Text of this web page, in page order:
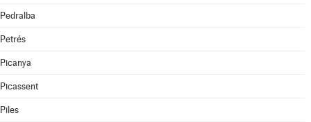
Pedralba
Petrés
Picanya
Picassent
Piles